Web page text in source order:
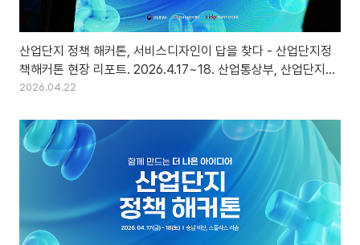
산업단지 정책 해커톤, 서비스디자인이 답을 찾다 - 산업단지정
책해커톤 현장 리포트. 2026.4.17~18. 산업통상부, 산업단지공
단, 한국디자인진흥원
2026.04.22